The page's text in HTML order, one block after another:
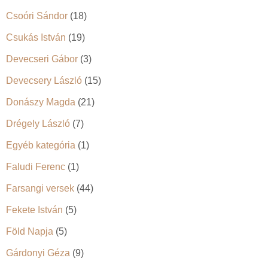
Csoóri Sándor (18)
Csukás István (19)
Devecseri Gábor (3)
Devecsery László (15)
Donászy Magda (21)
Drégely László (7)
Egyéb kategória (1)
Faludi Ferenc (1)
Farsangi versek (44)
Fekete István (5)
Föld Napja (5)
Gárdonyi Géza (9)